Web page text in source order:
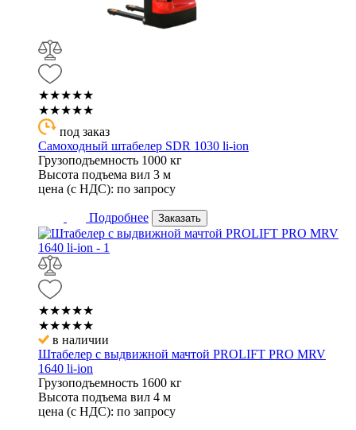
★★★★★
★★★★★
под заказ
Самоходный штабелер SDR 1030 li-ion
Грузоподъемность 1000 кг
Высота подъема вил 3 м
цена (с НДС): по запросу
Подробнее Заказать
★★★★★
★★★★★
в наличии
Штабелер с выдвижной мачтой PROLIFT PRO MRV
1640 li-ion
Грузоподъемность 1600 кг
Высота подъема вил 4 м
цена (с НДС): по запросу